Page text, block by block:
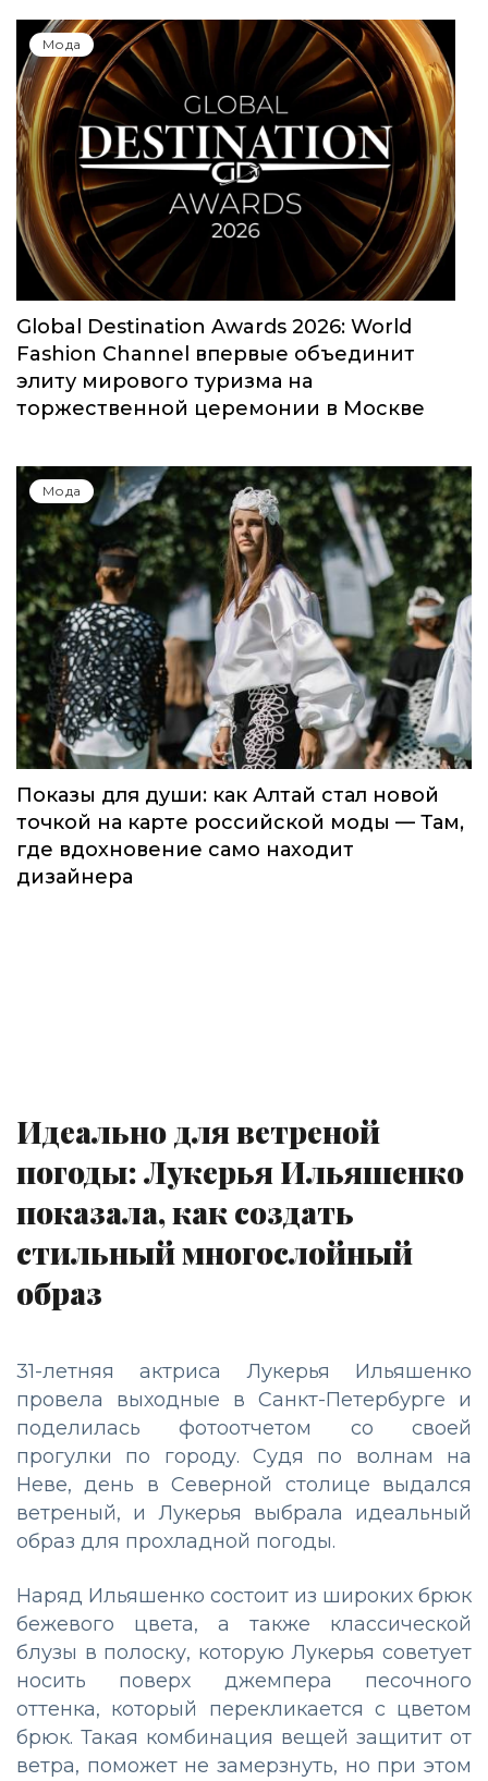
Мода
Global Destination Awards 2026: World
Fashion Channel впервые объединит
элиту мирового туризма на
торжественной церемонии в Москве
Мода
Показы для души: как Алтай стал новой
точкой на карте российской моды — Там,
где вдохновение само находит
дизайнера
Идеально для ветреной
погоды: Лукерья Ильяшенко
показала, как создать
стильный многослойный
образ
31-летняя актриса Лукерья Ильяшенко
провела выходные в Санкт-Петербурге и
поделилась фотоотчетом со своей
прогулки по городу. Судя по волнам на
Неве, день в Северной столице выдался
ветреный, и Лукерья выбрала идеальный
образ для прохладной погоды.
Наряд Ильяшенко состоит из широких брюк
бежевого цвета, а также классической
блузы в полоску, которую Лукерья советует
носить поверх джемпера песочного
оттенка, который перекликается с цветом
брюк. Такая комбинация вещей защитит от
ветра, поможет не замерзнуть, но при этом